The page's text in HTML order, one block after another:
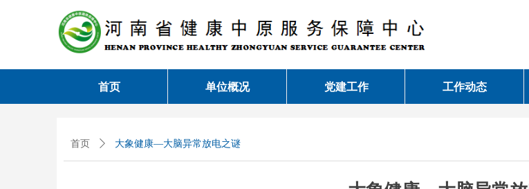
首页 单位概况 党建工作 工作动态
首页 ꄲ 大象健康—大脑异常放电之谜